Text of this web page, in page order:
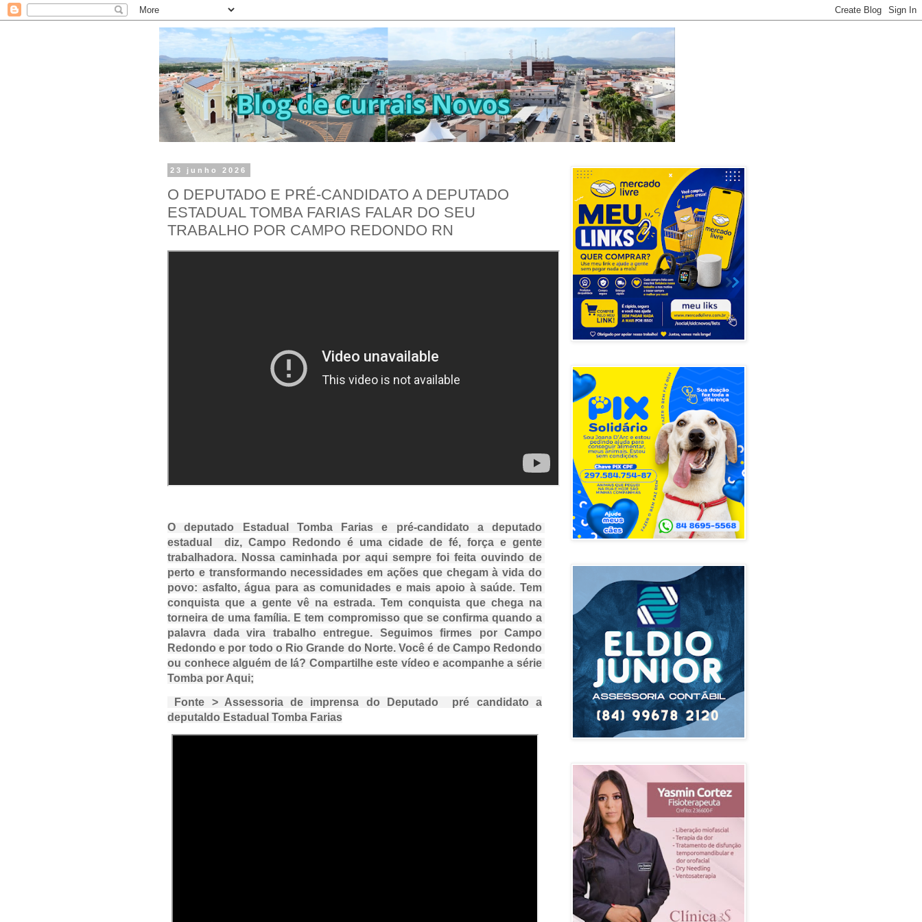
23 junho 2026
O DEPUTADO E PRÉ-CANDIDATO A DEPUTADO
ESTADUAL TOMBA FARIAS FALAR DO SEU
TRABALHO POR CAMPO REDONDO RN
O deputado Estadual Tomba Farias e pré-candidato a deputado
estadual  diz, Campo Redondo é uma cidade de fé, força e gente
trabalhadora. Nossa caminhada por aqui sempre foi feita ouvindo de
perto e transformando necessidades em ações que chegam à vida do
povo: asfalto, água para as comunidades e mais apoio à saúde. Tem
conquista que a gente vê na estrada. Tem conquista que chega na
torneira de uma família. E tem compromisso que se confirma quando a
palavra dada vira trabalho entregue. Seguimos firmes por Campo
Redondo e por todo o Rio Grande do Norte. Você é de Campo Redondo
ou conhece alguém de lá? Compartilhe este vídeo e acompanhe a série
Tomba por Aqui;
Fonte > Assessoria de imprensa do Deputado pré candidato a
deputaldo Estadual Tomba Farias